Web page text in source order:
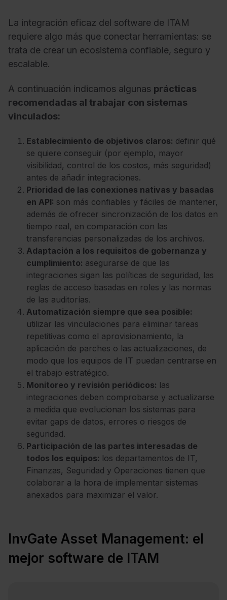
La integración eficaz del software de ITAM
requiere algo más que conectar herramientas: se
trata de crear un ecosistema confiable, seguro y
escalable.
A continuación indicamos algunas prácticas
recomendadas al trabajar con sistemas
vinculados:
Establecimiento de objetivos claros: definir qué
se quiere conseguir (por ejemplo, mayor
visibilidad, control de los costos, más seguridad)
antes de añadir integraciones.
Prioridad de las conexiones nativas y basadas
en API: son más confiables y fáciles de mantener,
además de ofrecer sincronización de los datos en
tiempo real, en comparación con las
transferencias personalizadas de los archivos.
Adaptación a los requisitos de gobernanza y
cumplimiento: asegurarse de que las
integraciones sigan las políticas de seguridad, las
reglas de acceso basadas en roles y las normas
de las auditorías.
Automatización siempre que sea posible:
utilizar las vinculaciones para eliminar tareas
repetitivas como el aprovisionamiento, la
aplicación de parches o las actualizaciones, de
modo que los equipos de IT puedan centrarse en
el trabajo estratégico.
Monitoreo y revisión periódicos: las
integraciones deben comprobarse y actualizarse
a medida que evolucionan los sistemas para
evitar gaps de datos, errores o riesgos de
seguridad.
Participación de las partes interesadas de
todos los equipos: los departamentos de IT,
Finanzas, Seguridad y Operaciones tienen que
colaborar a la hora de implementar sistemas
anexados para maximizar el valor.
InvGate Asset Management: el
mejor software de ITAM